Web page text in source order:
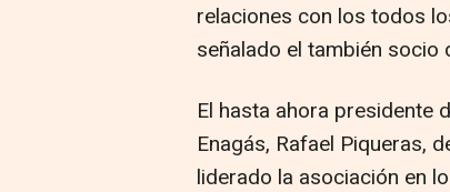
relaciones con los todos
señalado el también socio
El hasta ahora presidente
Enagás, Rafael Piqueras,
liderado la asociación en